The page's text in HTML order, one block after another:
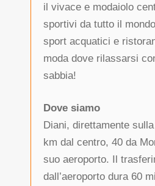
il vivace e modaiolo
sportivi da tutto il
sport acquatici e
moda dove rilassarsi
sabbia!
Dove siamo
Diani, direttamente
km dal centro, 40 da
suo aeroporto. Il
dall’aeroporto dura 60